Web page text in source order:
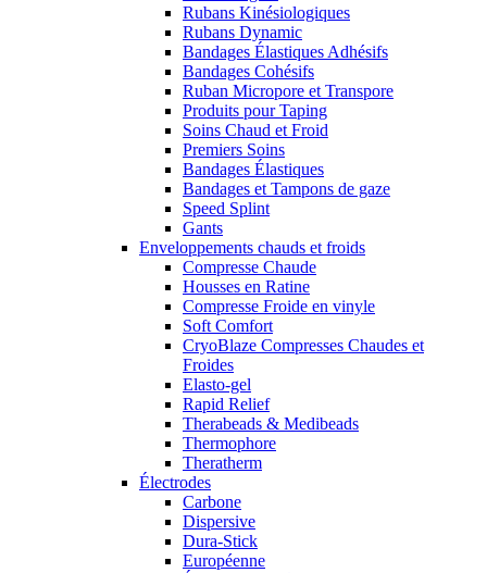
Rubans Kinésiologiques
Rubans Dynamic
Bandages Élastiques Adhésifs
Bandages Cohésifs
Ruban Micropore et Transpore
Produits pour Taping
Soins Chaud et Froid
Premiers Soins
Bandages Élastiques
Bandages et Tampons de gaze
Speed Splint
Gants
Enveloppements chauds et froids
Compresse Chaude
Housses en Ratine
Compresse Froide en vinyle
Soft Comfort
CryoBlaze Compresses Chaudes et
Froides
Elasto-gel
Rapid Relief
Therabeads & Medibeads
Thermophore
Theratherm
Électrodes
Carbone
Dispersive
Dura-Stick
Européenne